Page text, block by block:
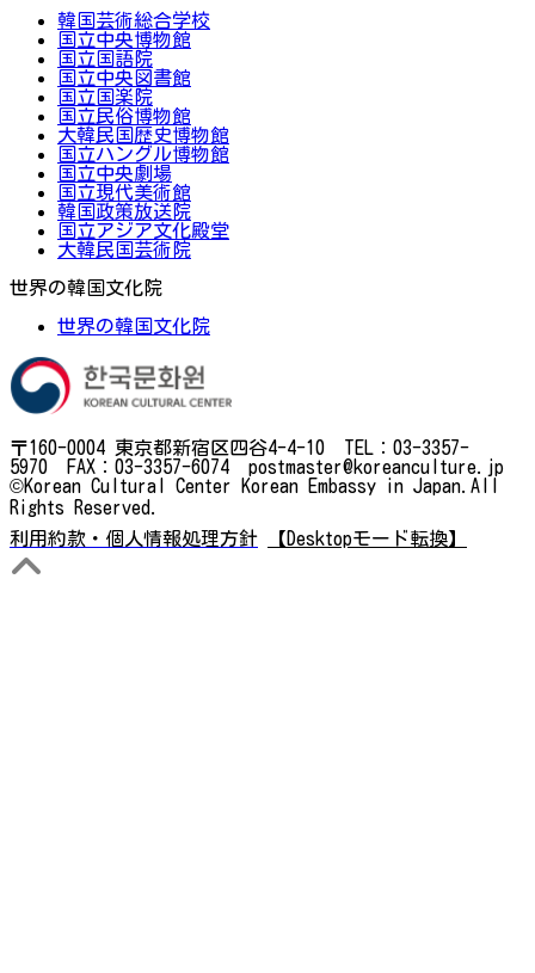
韓国芸術総合学校
国立中央博物館
国立国語院
国立中央図書館
国立国楽院
国立民俗博物館
大韓民国歴史博物館
国立ハングル博物館
国立中央劇場
国立現代美術館
韓国政策放送院
国立アジア文化殿堂
大韓民国芸術院
世界の韓国文化院
世界の韓国文化院
〒160-0004 東京都新宿区四谷4-4-10 TEL：03-3357-
5970 FAX：03-3357-6074 postmaster@koreanculture.jp
©Korean Cultural Center Korean Embassy in Japan.All
Rights Reserved.
利用約款・個人情報処理方針
【Desktopモード転換】